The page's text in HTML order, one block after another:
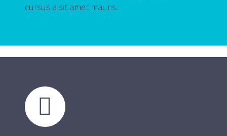
cursus a sit amet mauris.

